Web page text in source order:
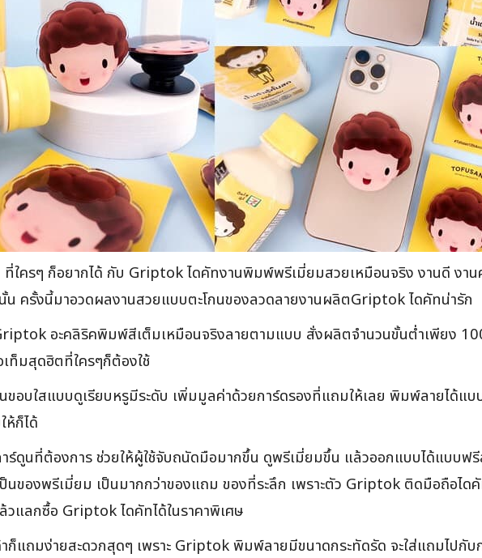
ใครๆ ก็อยากได้ กับ Griptok ไดคัทงานพิมพ์พรีเมี่ยมสวยเหมือนจริง งานดี ง
ครั้งนี้มาอวดผลงานสวยแบบตะโกนของลวดลายงานผลิตGriptok ไดคัทน่ารัก
อะคลิริคพิมพ์สีเต็มเหมือนจริงลายตามแบบ สั่งผลิตจำนวนขั้นต่ำเพียง
ท็มสุดฮิตที่ใครๆก็ต้องใช้
อบใสแบบดูเรียบหรูมีระดับ เพิ่มมูลค่าด้วยการ์ดรองที่แถมให้เลย พิมพ์ลายได้แบ
ห้ก็ได้
ดูนที่ต้องการ ช่วยให้ผู้ใช้จับถนัดมือมากขึ้น ดูพรีเมี่ยมขึ้น แล้วออกแบบได้แบบฟ
ของพรีเมี่ยม เป็นมากกว่าของแถม ของที่ระลึก เพราะตัว Griptok ติดมือถือไดคั
แลกซื้อ Griptok ไดคัทได้ในราคาพิเศษ
ก็แถมง่ายสะดวกสุดๆ เพราะ Griptok พิมพ์ลายมีขนาดกระทัดรัด จะใส่แถมไปกั